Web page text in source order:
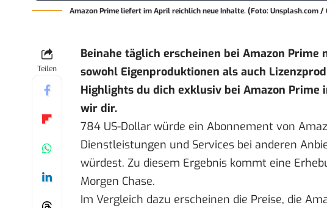
Amazon Prime liefert im April reichlich neue Inhalte. (Foto: Unsplash.com /
Teilen
Beinahe täglich erscheinen bei Amazon Prime
sowohl Eigenproduktionen als auch
Highlights du dich exklusiv bei Amazon
wir dir.
784 US-Dollar würde ein Abonnement von
Dienstleistungen und Services bei anderen
würdest. Zu diesem Ergebnis kommt eine
Morgen Chase.
Im Vergleich dazu erscheinen die Preise, die